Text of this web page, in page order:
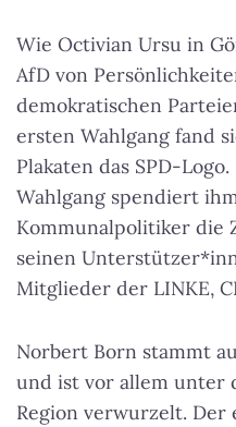
Wie Octivian Ursu in
AfD von
demokratischen
ersten Wahlgang fand
Plakaten das SPD-
Wahlgang spendiert
Kommunalpolitiker die
seinen
Mitglieder der LINKE,
Norbert Born stammt
und ist vor allem unter
Region verwurzelt. Der